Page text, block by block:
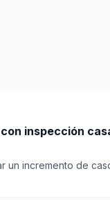
inspección
un incremento de